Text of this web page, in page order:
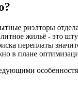
риэлторы
жильё - это
переплаты
в плане